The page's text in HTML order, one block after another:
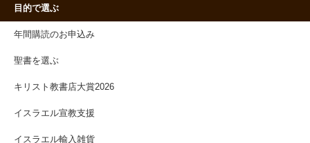
目的で選ぶ
年間購読のお申込み
聖書を選ぶ
キリスト教書店大賞2026
イスラエル宣教支援
イスラエル輸入雑貨